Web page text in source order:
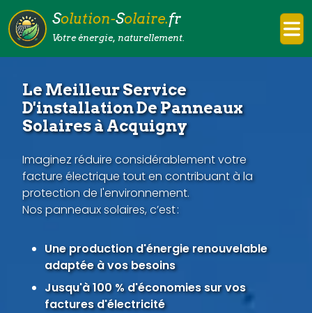
Solution-Solaire.fr
Votre énergie, naturellement.
Le Meilleur Service
D'installation De Panneaux
Solaires à Acquigny
Imaginez réduire considérablement votre
facture électrique tout en contribuant à la
protection de l'environnement.
Nos panneaux solaires, c’est :
Une production d'énergie renouvelable
adaptée à vos besoins
Jusqu'à 100 % d'économies sur vos
factures d'électricité